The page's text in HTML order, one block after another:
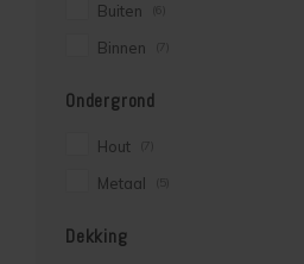
Buiten
Binnen
Ondergrond
Hout
Metaal
Dekking